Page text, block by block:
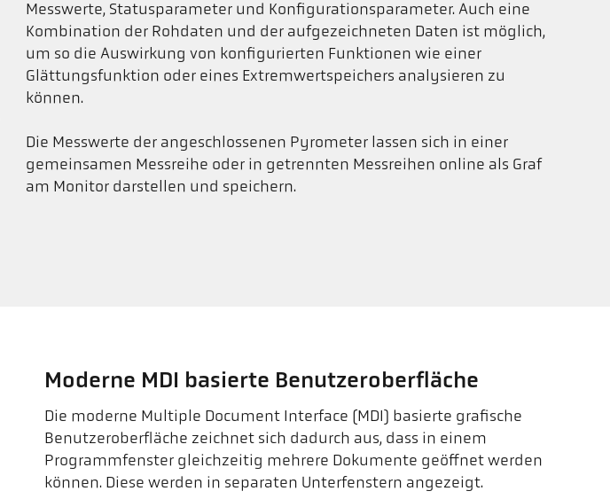
Messwerte, Statusparameter und Konfigurationsparameter. Auch eine
Kombination der Rohdaten und der aufgezeichneten Daten ist möglich,
um so die Auswirkung von konfigurierten Funktionen wie einer
Glättungsfunktion oder eines Extremwertspeichers analysieren zu
können.
Die Messwerte der angeschlossenen Pyrometer lassen sich in einer
gemeinsamen Messreihe oder in getrennten Messreihen online als Graf
am Monitor darstellen und speichern.
Moderne MDI basierte Benutzeroberfläche
Die moderne Multiple Document Interface (MDI) basierte grafische
Benutzeroberfläche zeichnet sich dadurch aus, dass in einem
Programmfenster gleichzeitig mehrere Dokumente geöffnet werden
können. Diese werden in separaten Unterfenstern angezeigt.